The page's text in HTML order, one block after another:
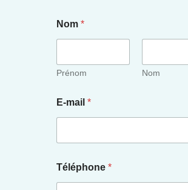
Nom*
Prénom Nom
E-mail*
Téléphone*